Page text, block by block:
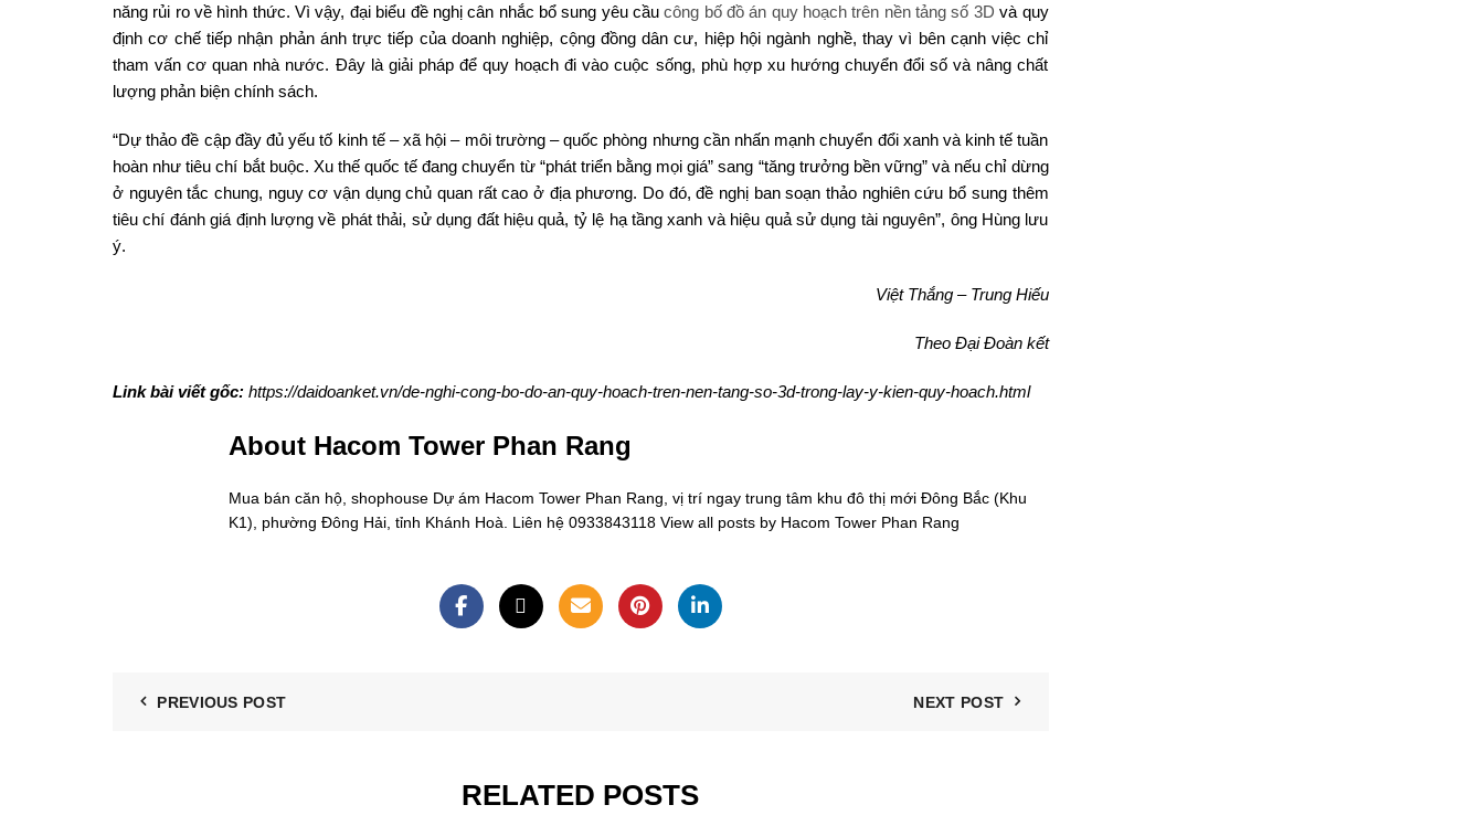
năng rủi ro về hình thức. Vì vậy, đại biểu đề nghị cân nhắc bổ sung yêu cầucông bố đồ án quy hoạch trên nền tảng số 3D và quy
định cơ chế tiếp nhận phản ánh trực tiếp của doanh nghiệp, cộng đồng dân cư, hiệp hội ngành nghề, thay vì bên cạnh việc chỉ
tham vấn cơ quan nhà nước. Đây là giải pháp để quy hoạch đi vào cuộc sống, phù hợp xu hướng chuyển đổi số và nâng chất
lượng phản biện chính sách.
“Dự thảo đề cập đầy đủ yếu tố kinh tế – xã hội – môi trường – quốc phòng nhưng cần nhấn mạnh chuyển đổi xanh và kinh tế tuần
hoàn như tiêu chí bắt buộc. Xu thế quốc tế đang chuyển từ “phát triển bằng mọi giá” sang “tăng trưởng bền vững” và nếu chỉ dừng
ở nguyên tắc chung, nguy cơ vận dụng chủ quan rất cao ở địa phương. Do đó, đề nghị ban soạn thảo nghiên cứu bổ sung thêm
tiêu chí đánh giá định lượng về phát thải, sử dụng đất hiệu quả, tỷ lệ hạ tầng xanh và hiệu quả sử dụng tài nguyên”, ông Hùng lưu
ý.
Việt Thắng – Trung Hiếu
Theo Đại Đoàn kết
Link bài viết gốc: https://daidoanket.vn/de-nghi-cong-bo-do-an-quy-hoach-tren-nen-tang-so-3d-trong-lay-y-kien-quy-hoach.html
About Hacom Tower Phan Rang
Mua bán căn hộ, shophouse Dự ám Hacom Tower Phan Rang, vị trí ngay trung tâm khu đô thị mới Đông Bắc (Khu
K1), phường Đông Hải, tỉnh Khánh Hoà. Liên hệ 0933843118 View all posts by Hacom Tower Phan Rang
PREVIOUS POST NEXT POST
RELATED POSTS